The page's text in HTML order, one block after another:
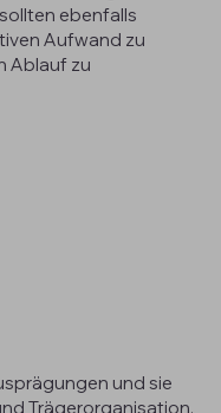
und sie
Trägerorganisation.
ebenfalls
Aufwand zu
Ablauf zu